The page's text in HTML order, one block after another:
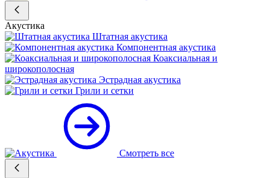
Акустика
Штатная акустика
Компонентная акустика
Коаксиальная и
широкополосная
Эстрадная акустика
Грили и сетки
Смотреть все